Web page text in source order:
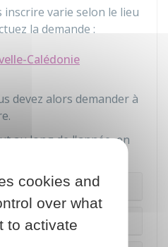
varie selon le lieu
la demande :
Calédonie
devez alors demander à
au long de l'année, en
ligne
place
cookies and
over what
to activate